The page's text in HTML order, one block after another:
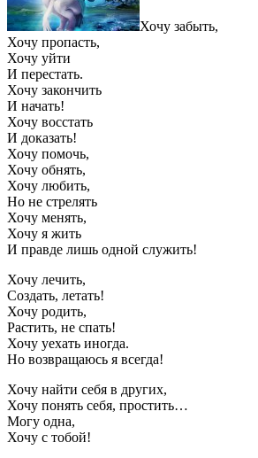
Хочу забыть,
Хочу пропасть,
Хочу уйти
И перестать.
Хочу закончить
И начать!
Хочу восстать
И доказать!
Хочу помочь,
Хочу обнять,
Хочу любить,
Но не стрелять
Хочу менять,
Хочу я жить
И правде лишь одной служить!
Хочу лечить,
Создать, летать!
Хочу родить,
Растить, не спать!
Хочу уехать иногда.
Но возвращаюсь я всегда!
Хочу найти себя в других,
Хочу понять себя, простить…
Могу одна,
Хочу с тобой!